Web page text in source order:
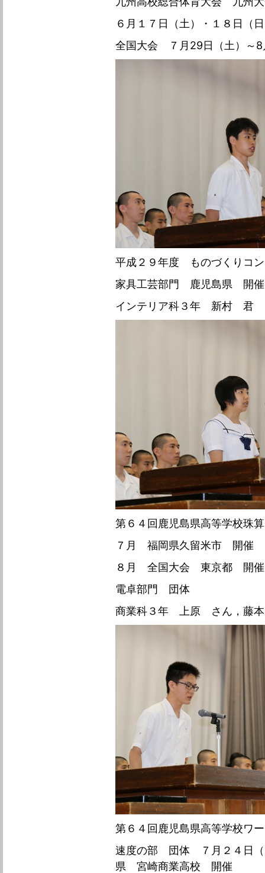
６月１７日（土）・１８日（
全国大会 ７月29日（土）～
平成２９年度 ものづくり
家具工芸部門 鹿児島県 開
インテリア科３年 新村 君
第６４回鹿児島県高等学校珠
７月 福岡県久留米市 開催
８月 全国大会 東京都 開催
電卓部門 団体
商業科３年 上原 さん，藤
第６４回鹿児島県高等学校ワ
速度の部 団体 ７月２４日（
県 宮崎商業高校 開催